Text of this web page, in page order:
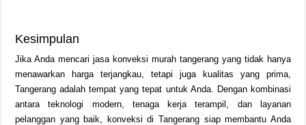
Kesimpulan
Jika Anda mencari jasa konveksi murah tangerang yang tidak hanya
menawarkan harga terjangkau, tetapi juga kualitas yang prima,
Tangerang adalah tempat yang tepat untuk Anda. Dengan kombinasi
antara teknologi modern, tenaga kerja terampil, dan layanan
pelanggan yang baik, konveksi di Tangerang siap membantu Anda